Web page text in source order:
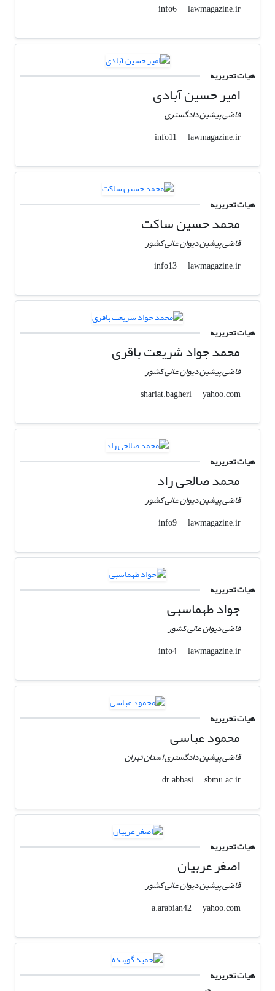
info6
lawmagazine.ir
هیات تحریریه
امیر حسین آبادی
قاضی پیشین دادگستری
info11
lawmagazine.ir
هیات تحریریه
محمد حسین ساکت
قاضی پیشین دیوان عالی کشور
info13
lawmagazine.ir
هیات تحریریه
محمد جواد شریعت باقری
قاضی پیشین دیوان عالی کشور
shariat.bagheri
yahoo.com
هیات تحریریه
محمد صالحی راد
قاضی پیشین دیوان عالی کشور
info9
lawmagazine.ir
هیات تحریریه
جواد طهماسبی
قاضی دیوان عالی کشور
info4
lawmagazine.ir
هیات تحریریه
محمود عباسی
قاضی پیشین دادگستری استان تهران
dr.abbasi
sbmu.ac.ir
هیات تحریریه
اصغر عربیان
قاضی پیشین دیوان عالی کشور
a.arabian42
yahoo.com
هیات تحریریه